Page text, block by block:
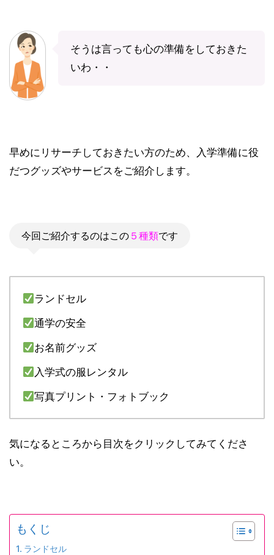
そうは言っても心の準備をしておきた
いわ・・
早めにリサーチしておきたい方のため、入学準備に役
だつグッズやサービスをご紹介します。
今回ご紹介するのはこの ５種類です
ランドセル
通学の安全
お名前グッズ
入学式の服レンタル
写真プリント・フォトブック
気になるところから目次をクリックしてみてくださ
い。
もくじ
ランドセル